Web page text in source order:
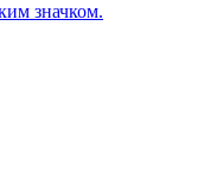
значком.